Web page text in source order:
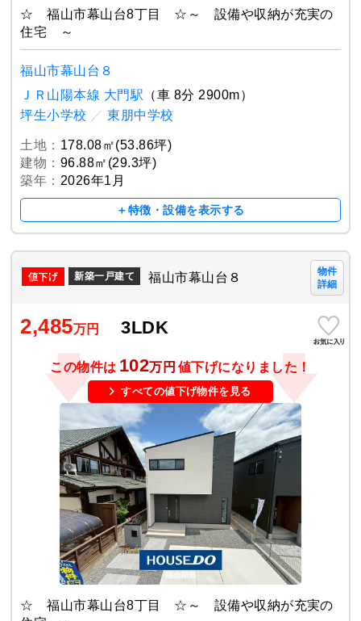
☆ 福山市幕山台8丁目 ☆～ 設備や収納が充実の
住宅 ～
福山市幕山台８
ＪＲ山陽本線 大門駅 （車 8分 2900m）
坪生小学校 ／ 東朋中学校
土地： 178.08㎡(53.86坪)
建物： 96.88㎡(29.3坪)
築年： 2026年1月
＋特徴・設備を表示する
新築一戸建て 福山市幕山台８
物件
詳細
2,485万円 3LDK
この物件は 102万円 値下げになりました！
すべての値下げ物件を見る
☆ 福山市幕山台8丁目 ☆～ 設備や収納が充実の